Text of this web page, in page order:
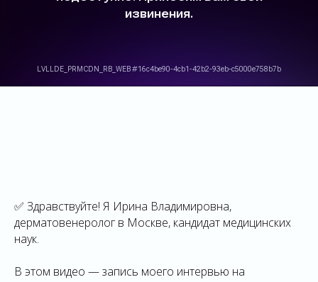
✅ Здравствуйте! Я Ирина Владимировна,
дерматовенеролог в Москве, кандидат медицинских
наук.
В этом видео — запись моего интервью на